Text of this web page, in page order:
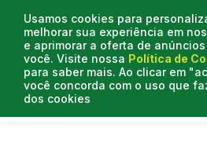
Usamos cookies para
melhorar sua experiência em
e aprimorar a oferta de
você. Visite nossa Política de
para saber mais. Ao clicar em
você concorda com o uso que
dos cookies
Curtas do Poder